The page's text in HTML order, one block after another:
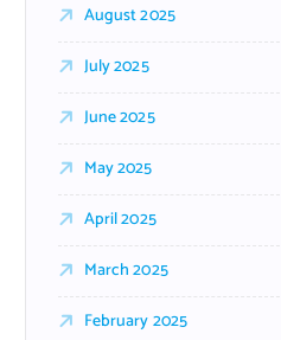
August 2025
July 2025
June 2025
May 2025
April 2025
March 2025
February 2025